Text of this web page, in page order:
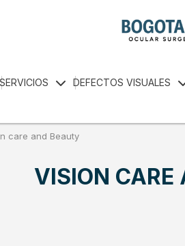
SERVICIOS DEFECTOS VISUALES
care and Beauty
VISION CARE